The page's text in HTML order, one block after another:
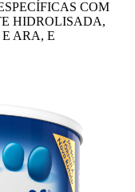
COM
HIDROLISADA,
ARA, E